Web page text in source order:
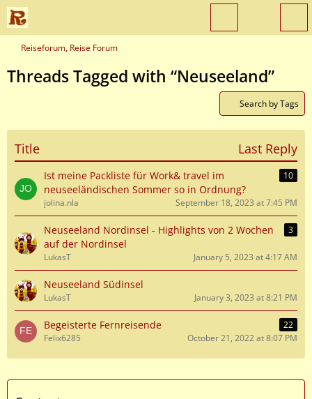
Reiseforum, Reise Forum
Threads Tagged with “Neuseeland”
Search by Tags
Title Last Reply
Ist meine Packliste für Work& travel im
neuseeländischen Sommer so in Ordnung?
10
jolina.nla September 18, 2023 at 7:45 PM
Neuseeland Nordinsel - Highlights von 2 Wochen
auf der Nordinsel
3
LukasT January 5, 2023 at 4:17 AM
Neuseeland Südinsel
LukasT January 3, 2023 at 8:21 PM
Begeisterte Fernreisende
22
Felix6285
October 21, 2022 at 8:07 PM